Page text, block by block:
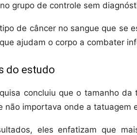
grupo de controle sem
de câncer no sangue que se
ajudam o corpo a combater
do estudo
concluiu que o tamanho
não importava onde a tatuagem
eles enfatizam que